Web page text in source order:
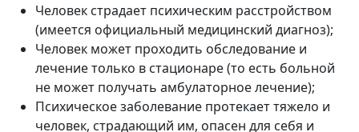
Человек страдает психическим расстройством
(имеется официальный медицинский диагноз);
Человек может проходить обследование и
лечение только в стационаре (то есть больной
не может получать амбулаторное лечение);
Психическое заболевание протекает тяжело и
человек, страдающий им, опасен для себя и